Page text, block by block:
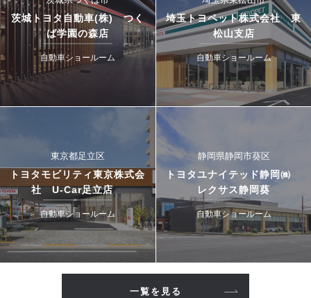
茨城トヨタ自動車(株) つく
ば学園の森店
自動車ショールーム
埼玉トヨペット株式会社 東
松山支店
自動車ショールーム
東京都足立区
トヨタモビリティ東京株式会
社 U-Car足立店
自動車ショールーム
静岡県静岡市葵区
トヨタユナイテッド静岡㈱
レクサス静岡葵
自動車ショールーム
一覧を見る